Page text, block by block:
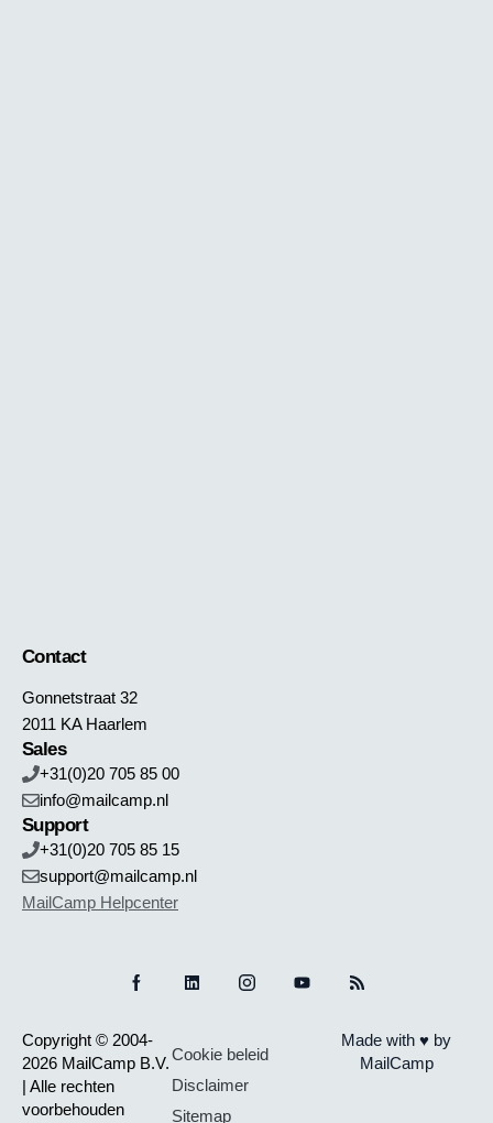
Contact
Gonnetstraat 32
2011 KA Haarlem
Sales
+31(0)20 705 85 00
info@mailcamp.nl
Support
+31(0)20 705 85 15
support@mailcamp.nl
MailCamp Helpcenter
Copyright © 2004-
2026 MailCamp B.V.
| Alle rechten
voorbehouden
Cookie beleid
Disclaimer
Sitemap
Made with ♥ by
MailCamp